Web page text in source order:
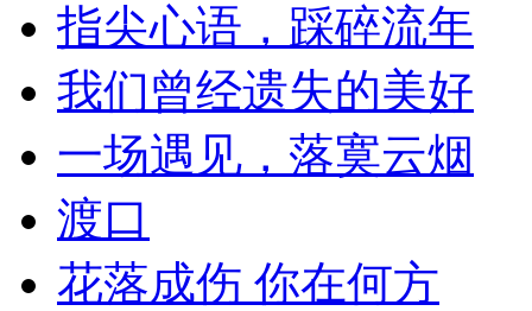
指尖心语，踩碎流年
我们曾经遗失的美好
一场遇见，落寞云烟
渡口
花落成伤 你在何方